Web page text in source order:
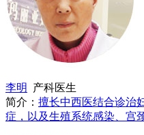
李明
产科医生
简介： 擅长中西医结合诊治
症，以及生殖系统感染、宫